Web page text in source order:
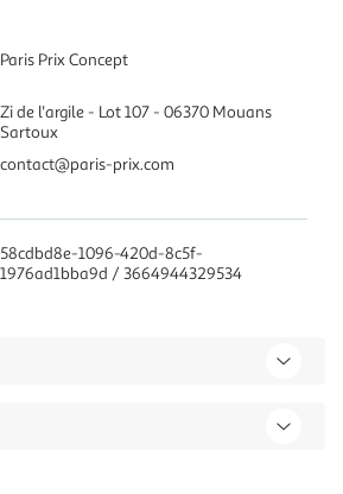
Paris Prix Concept
Zi de l'argile - Lot 107 - 06370 Mouans
Sartoux
contact@paris-prix.com
58cdbd8e-1096-420d-8c5f-
1976ad1bba9d / 3664944329534